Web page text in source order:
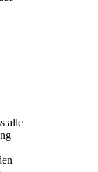
alle